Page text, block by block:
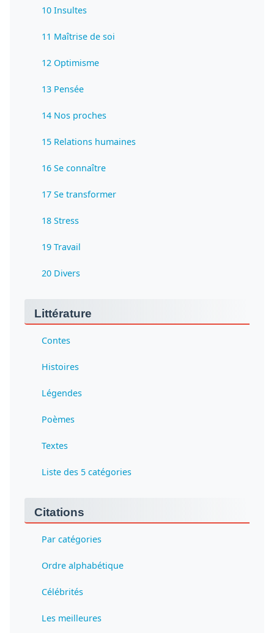
10 Insultes
11 Maîtrise de soi
12 Optimisme
13 Pensée
14 Nos proches
15 Relations humaines
16 Se connaître
17 Se transformer
18 Stress
19 Travail
20 Divers
Littérature
Contes
Histoires
Légendes
Poèmes
Textes
Liste des 5 catégories
Citations
Par catégories
Ordre alphabétique
Célébrités
Les meilleures